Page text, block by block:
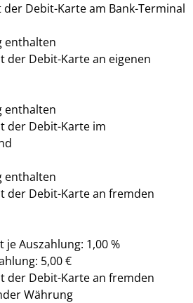
Debit-Karte am Bank-Terminal
enthalten
der Debit-Karte an eigenen
enthalten
der Debit-Karte im
enthalten
der Debit-Karte an fremden
je Auszahlung: 1,00 %
5,00 €
der Debit-Karte an fremden
Währung